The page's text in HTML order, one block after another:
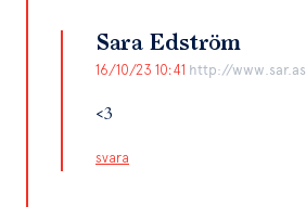
Sara Edström
16/10/23 10:41 http://www.sar.as
<3
svara